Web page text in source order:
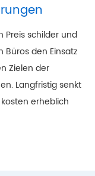
Preis schilder und
Büros den Einsatz
Zielen der
Langfristig senkt
erheblich